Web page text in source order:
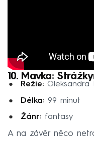
10. Mavka:
Režie:Oleksandra
Délka:99 minut
Žánr:fantasy
A na závěr něco